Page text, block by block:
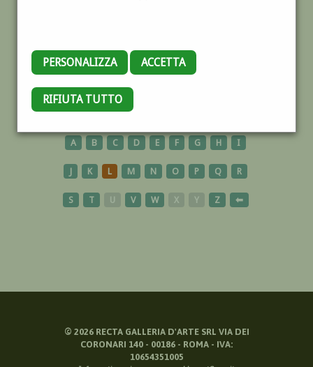
PERSONALIZZA ACCETTA
RIFIUTA TUTTO
POLONIA
A B C D E F G H I
J K L M N O P Q R
S T U V W X Y Z ⬅
© 2026RECTA GALLERIA D'ARTE SRL VIA DEI
CORONARI 140 - 00186 - ROMA - IVA:
10654351005